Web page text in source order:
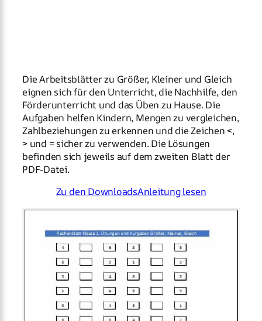
Die Arbeitsblätter zu Größer, Kleiner und Gleich
eignen sich für den Unterricht, die Nachhilfe, den
Förderunterricht und das Üben zu Hause. Die
Aufgaben helfen Kindern, Mengen zu vergleichen,
Zahlbeziehungen zu erkennen und die Zeichen <,
> und = sicher zu verwenden. Die Lösungen
befinden sich jeweils auf dem zweiten Blatt der
PDF-Datei.
Zu den DownloadsAnleitung lesen